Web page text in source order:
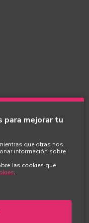
Bernafon te
accesorios como
no compatibles,
escuchar la
y de manera
del
comodidad de la
para mejorar tu
que otras nos
información sobre
las cookies que
.